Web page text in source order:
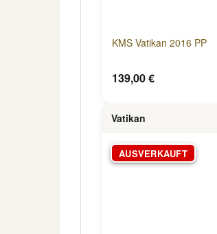
KMS Vatikan 2016 PP
139,00 €
Vatikan
AUSVERKAUFT